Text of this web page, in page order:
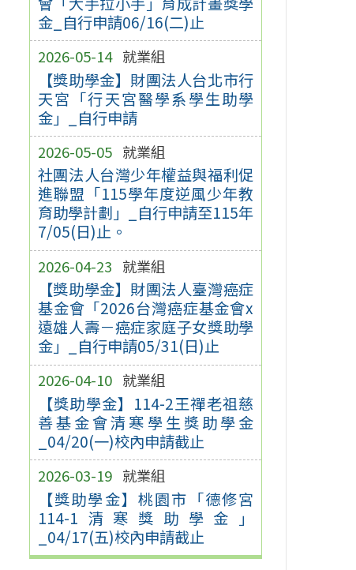
金_自行申請06/16(二)止
2026-05-14 就業組
【獎助學金】財團法人台北市行
天宮「行天宮醫學系學生助學
金」_自行申請
2026-05-05 就業組
社團法人台灣少年權益與福利促
進聯盟「115學年度逆風少年教
育助學計劃」_自行申請至115年
7/05(日)止。
2026-04-23 就業組
【獎助學金】財團法人臺灣癌症
基金會「2026台灣癌症基金會x
遠雄人壽－癌症家庭子女獎助學
金」_自行申請05/31(日)止
2026-04-10 就業組
【獎助學金】114-2王禪老祖慈
善基金會清寒學生獎助學金
_04/20(一)校內申請截止
2026-03-19 就業組
【獎助學金】桃園市「德修宮
114-1清寒獎助學金」
_04/17(五)校內申請截止